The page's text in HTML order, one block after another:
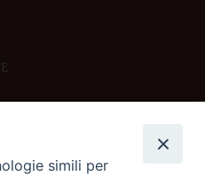
simili per